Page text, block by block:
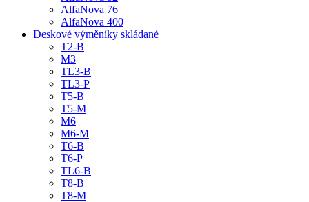
AlfaNova 76
AlfaNova 400
Deskové výměníky skládané
T2-B
M3
TL3-B
TL3-P
T5-B
T5-M
M6
M6-M
T6-B
T6-P
TL6-B
T8-B
T8-M